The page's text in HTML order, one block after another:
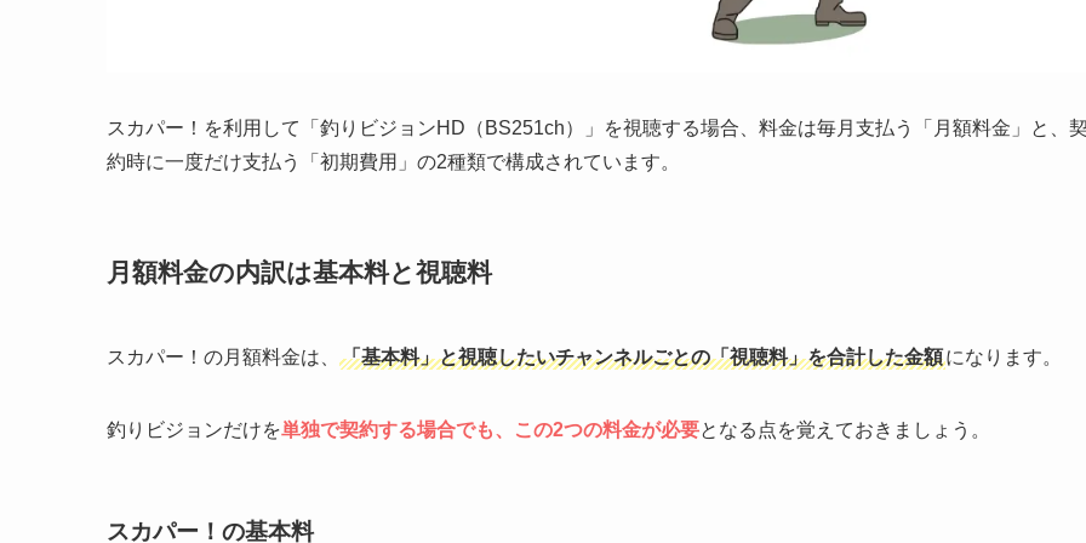
スカパー！を利用して「釣りビジョンHD（BS251ch）」を視聴する場合、料金は毎月支払う「月額料金」と、
約時に一度だけ支払う「初期費用」の2種類で構成されています。
月額料金の内訳は基本料と視聴料
スカパー！の月額料金は、 「基本料」と視聴したいチャンネルごとの「視聴料」を合計した金額になります。
釣りビジョンだけを単独で契約する場合でも、この2つの料金が必要となる点を覚えておきましょう。
スカパー！の基本料